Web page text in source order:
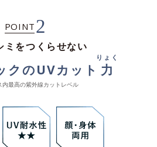
POINT 2
ミをつくらせない
クのUVカット 力
りょく
最高の紫外線カットレベル